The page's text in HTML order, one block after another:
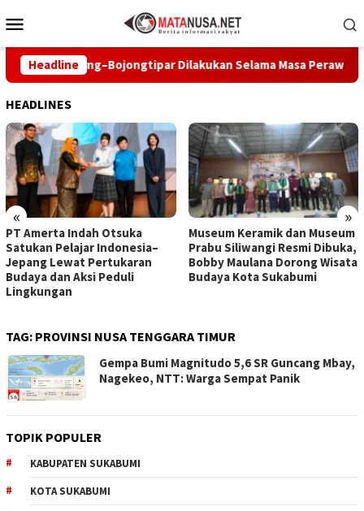
ke
Mobile
Headline Dilakukan Selama Masa Perawatan
HEADLINES
« »
PT Amerta Indah Otsuka
Satukan Pelajar Indonesia–
Jepang Lewat Pertukaran
Budaya dan Aksi Peduli
Lingkungan
Museum Keramik dan Museum
Prabu Siliwangi Resmi Dibuka,
Bobby Maulana Dorong Wisata
Budaya Kota Sukabumi
TAG: PROVINSI NUSA TENGGARA TIMUR
Gempa Bumi Magnitudo 5,6 SR Guncang Mbay,
Nagekeo, NTT: Warga Sempat Panik
TOPIK POPULER
KABUPATEN SUKABUMI
KOTA SUKABUMI